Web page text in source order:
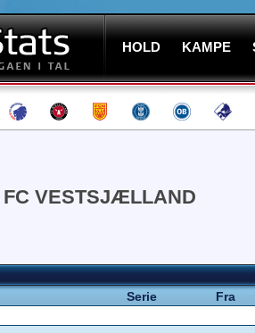
HOLD KAMPE
FC VESTSJÆLLAND
Serie Fra